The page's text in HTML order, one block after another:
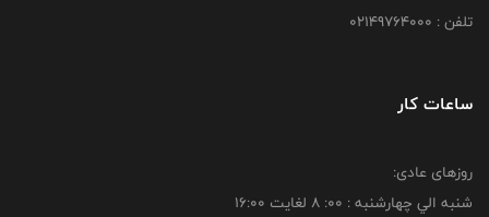
تلفن : 02149764000
ساعات کار
روزهای عادی:
شنبه الي چهارشنبه : 00: 8 لغايت 16:00